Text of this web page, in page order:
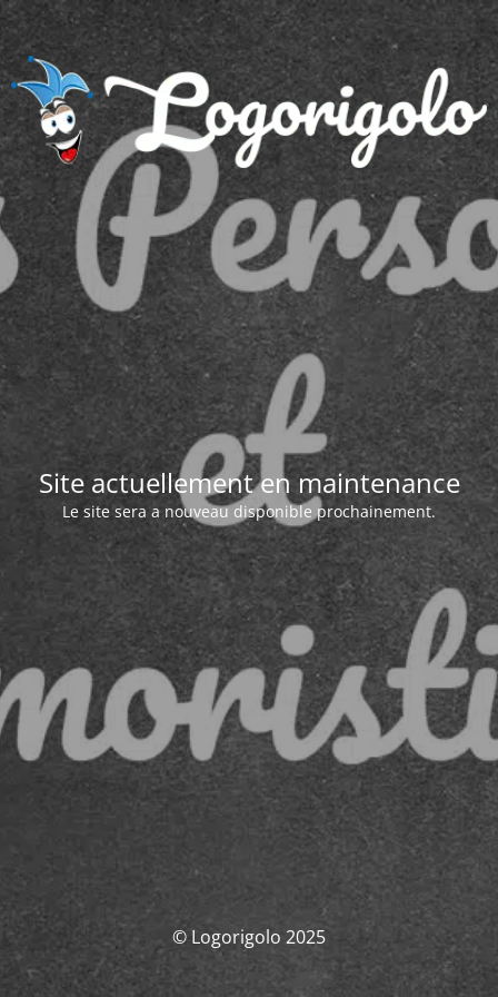
Site actuellement en maintenance
Le site sera a nouveau disponible prochainement.
© Logorigolo 2025